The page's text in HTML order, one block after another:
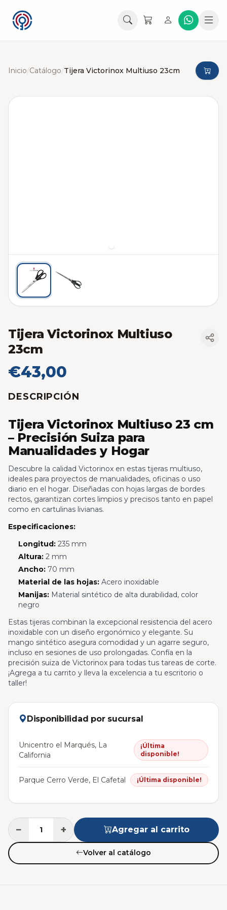
Inicio/Catálogo/Tijera Victorinox Multiuso 23cm
Tijera Victorinox Multiuso
23cm
€43,00
DESCRIPCIÓN
Tijera Victorinox Multiuso 23 cm
– Precisión Suiza para
Manualidades y Hogar
Descubre la calidad Victorinox en estas tijeras multiuso,
ideales para proyectos de manualidades, oficinas o uso
diario en el hogar. Diseñadas con hojas largas de bordes
rectos, garantizan cortes limpios y precisos tanto en papel
como en cartulinas livianas.
Especificaciones:
Longitud:235 mm
Altura:2 mm
Ancho:70 mm
Material de las hojas:Acero inoxidable
Manijas:Material sintético de alta durabilidad, color
negro
Estas tijeras combinan la excepcional resistencia del acero
inoxidable con un diseño ergonómico y elegante. Su
mango sintético asegura comodidad y un agarre seguro,
incluso en sesiones de uso prolongadas. Confía en la
precisión suiza de Victorinox para todas tus tareas de corte.
¡Agrega a tu carrito y lleva la excelencia a tu escritorio o
taller!
Disponibilidad por sucursal
Unicentro el Marqués, La
California
¡Última
disponible!
Parque Cerro Verde, El Cafetal ¡Última disponible!
− + Agregar al carrito
Volver al catálogo